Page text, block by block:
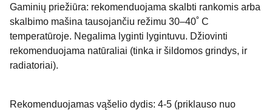
Gaminių priežiūra: rekomenduojama skalbti rankomis arba
skalbimo mašina tausojančiu režimu 30–40˚ C
temperatūroje. Negalima lyginti lygintuvu. Džiovinti
rekomenduojama natūraliai (tinka ir šildomos grindys, ir
radiatoriai).
Rekomenduojamas vąšelio dydis: 4-5 (priklauso nuo